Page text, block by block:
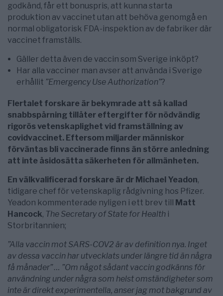
godkänd, får ett bonuspris, att kunna starta
produktion av vaccinet utan att behöva genomgå en
normal obligatorisk FDA-inspektion av de fabriker där
vaccinet framställs.
Gäller detta även de vaccin som Sverige inköpt?
Har alla vacciner man avser att använda i Sverige
erhållit ”Emergency Use Authorization”?
Flertalet forskare är bekymrade att så kallad
snabbspårning tillåter eftergifter för nödvändig
rigorös vetenskaplighet vid framställning av
covidvaccinet. Eftersom miljarder människor
förväntas bli vaccinerade finns än större anledning
att inte åsidosätta säkerheten för allmänheten.
En välkvalificerad forskare är dr Michael Yeadon,
tidigare chef för vetenskaplig rådgivning hos Pfizer.
Yeadon kommenterade nyligen i ett brev till Matt
Hancock, The Secretary of State for Health i
Storbritannien;
”Alla vaccin mot SARS-COV2 är av definition nya. Inget
av dessa vaccin har utvecklats under längre tid än några
få månader” … ”Om något sådant vaccin godkänns för
användning under några som helst omständigheter som
inte är direkt experimentella, anser jag mot bakgrund av